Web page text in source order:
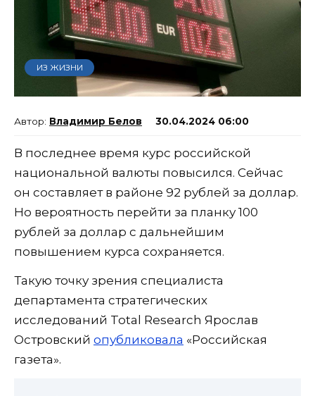
ИЗ ЖИЗНИ
Владимир Белов 30.04.2024 06:00
В последнее время курс российской
национальной валюты повысился. Сейчас
он составляет в районе 92 рублей за доллар.
Но вероятность перейти за планку 100
рублей за доллар с дальнейшим
повышением курса сохраняется.
Такую точку зрения специалиста
департамента стратегических
исследований Total Research Ярослав
Островский опубликовала «Российская
газета».